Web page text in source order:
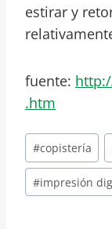
estirar y
fuente:
.htm
Etiquetas
de
la
#copistería
#impresión